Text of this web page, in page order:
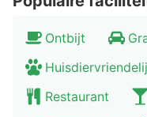
historische
en winkelen? Binnen
in de levendige stad
Ontbijt
Restaurant